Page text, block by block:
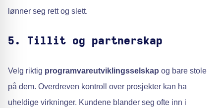
lønner seg rett og slett.
5. Tillit og partnerskap
Velg riktig programvareutviklingsselskap og bare stole
på dem. Overdreven kontroll over prosjekter kan ha
uheldige virkninger. Kundene blander seg ofte inn i